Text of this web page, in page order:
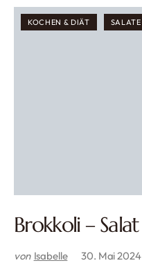
KOCHEN & DIÄT SALATE
Brokkoli – Salat
von Isabelle 30. Mai 2024